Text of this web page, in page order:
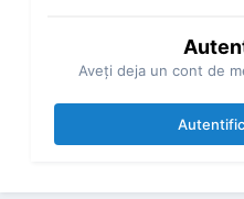
Aveţi deja un cont de